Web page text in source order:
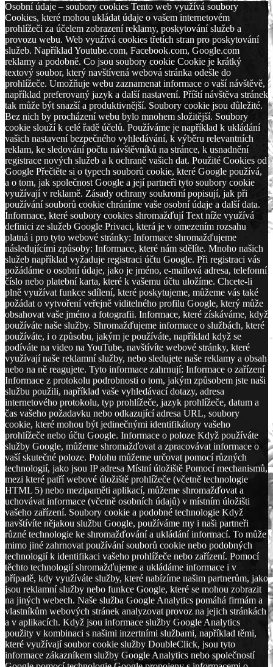
Osobní údaje – soubory cookies Tento web využívá soubory
Cookies, které mohou ukládat údaje o vašem internetovém
prohlížeči za účelem zobrazení reklamy, poskytování služeb a
provozu webu. Web využívá cookies třetích stran pro poskytování
služeb. Například Youtube.com, Facebook.com, Google.com
reklamy a podobně. Co jsou soubory cookie Cookie je krátký
textový soubor, který navštívená webová stránka odešle do
prohlížeče. Umožňuje webu zaznamenat informace o vaší návštěvě,
například preferovaný jazyk a další nastavení. Příští návštěva stránek
tak může být snazší a produktivnější. Soubory cookie jsou důležité.
Bez nich by procházení webu bylo mnohem složitější. Soubory
cookie slouží k celé řadě účelů. Používáme je například k ukládání
vašich nastavení bezpečného vyhledávání, k výběru relevantních
reklam, ke sledování počtu návštěvníků na stránce, k usnadnění
registrace nových služeb a k ochraně vašich dat. Použité Cookies od
Google Přečtěte si o typech souborů cookie, které Google používá,
a o tom, jak společnost Google a její partneři tyto soubory cookie
využívají v reklamě. Zásady ochrany soukromí popisují, jak při
používání souborů cookie chráníme vaše osobní údaje a další data.
Informace, které soubory cookies shromažďují Text níže využívá
definici ze služeb Google Privaci, která je v omezením rozsahu
platná i pro tyto webové stránky: Informace shromažďujeme
následujícími způsoby: Informace, které nám sdělíte. Mnoho našich
služeb například vyžaduje registraci účtu Google. Při registraci vás
požádáme o osobní údaje, jako je jméno, e-mailová adresa, telefonní
číslo nebo platební karta, které k vašemu účtu uložíme. Chcete-li
plně využívat funkce sdílení, které poskytujeme, můžeme vás také
požádat o vytvoření veřejně viditelného profilu Google, který může
obsahovat vaše jméno a fotografii. Informace, které získáváme, když
používáte naše služby. Shromažďujeme informace o službách, které
používáte, i o způsobu, jakým je používáte, například když se
podíváte na video na YouTube, navštívíte webové stránky, které
využívají naše reklamní služby, nebo sledujete naše reklamy a obsah
nebo na ně reagujete. Tyto informace zahrnují: Informace o zařízení
Informace z protokolu podrobnosti o tom, jakým způsobem jste naši
službu použili, například vaše vyhledávací dotazy, adresa
internetového protokolu, typ prohlížeče, jazyk prohlížeče, datum a
čas vašeho požadavku nebo odkazující adresa URL, soubory
cookie, které mohou být jedinečnými identifikátory vašeho
prohlížeče nebo účtu Google. Informace o poloze Když používáte
služby Google, můžeme shromažďovat a zpracovávat informace o
vaší skutečné poloze. Polohu můžeme určovat pomocí různých
technologií, jako jsou IP adresa Místní úložiště Pomocí mechanismů,
mezi které patří webové úložiště prohlížeče (včetně technologie
HTML 5) nebo mezipaměti aplikací, můžeme shromažďovat a
uchovávat informace (včetně osobních údajů) v místním úložišti
vašeho zařízení. Soubory cookie a podobné technologie Když
navštívíte nějakou službu Google, používáme my i naši partneři
různé technologie ke shromažďování a ukládání informací. To může
mimo jiné zahrnovat používání souborů cookie nebo podobných
technologií k identifikaci vašeho prohlížeče nebo zařízení. Pomocí
těchto technologií shromažďujeme a ukládáme informace i v
případě, kdy využíváte služby, které nabízíme našim partnerům, jako
jsou reklamní služby nebo funkce Google, které se mohou zobrazit
na jiných webech. Naše služba Google Analytics pomáhá firmám a
vlastníkům webových stránek analyzovat provoz na jejich stránkách
a v aplikacích. Když jsou informace služby Google Analytics
použity v kombinaci s našimi inzertními službami, například těmi,
které využívají soubor cookie služby DoubleClick, jsou tyto
informace zákazníkem služby Google Analytics nebo společností